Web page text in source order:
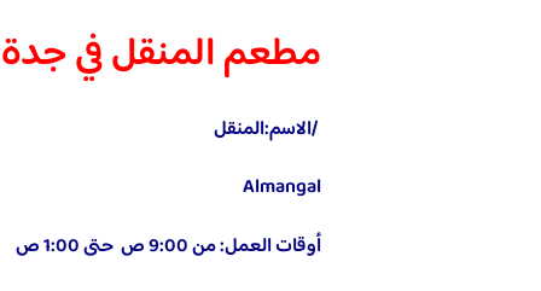
مطعم المنقل في جدة
/الاسم:المنقل
Almangal
أوقات العمل: من 9:00 ص حتى 1:00 ص